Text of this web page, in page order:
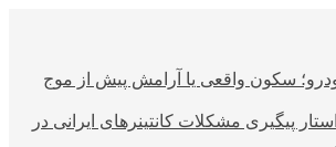
سکون واقعی یا آرامش پیش از موج
پیگیری مشکلات کانتینرهای ایرانی در